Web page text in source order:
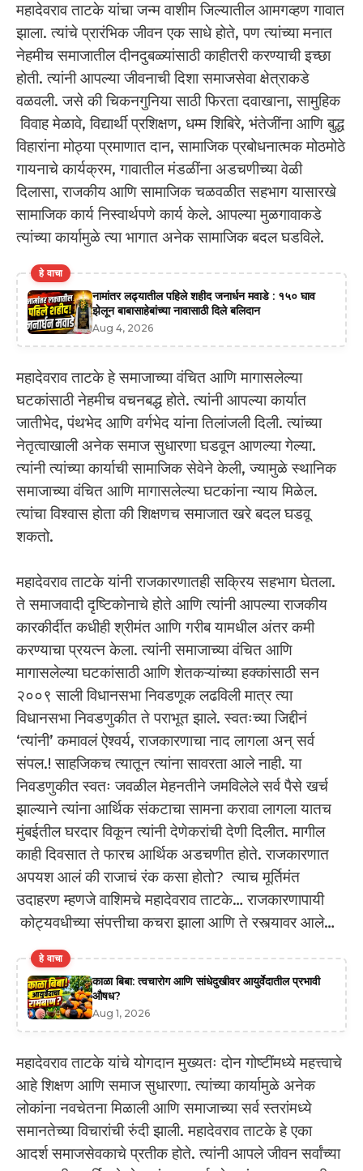
महादेवराव ताटके यांचा जन्म वाशीम जिल्यातील आमगव्हण गावात
झाला. त्यांचे प्रारंभिक जीवन एक साधे होते, पण त्यांच्या मनात
नेहमीच समाजातील दीनदुबळ्यांसाठी काहीतरी करण्याची इच्छा
होती. त्यांनी आपल्या जीवनाची दिशा समाजसेवा क्षेत्राकडे
वळवली. जसे की चिकनगुनिया साठी फिरता दवाखाना, सामुहिक
विवाह मेळावे, विद्यार्थी प्रशिक्षण, धम्म शिबिरे, भंतेजींना आणि बुद्ध
विहारांना मोठ्या प्रमाणात दान, सामाजिक प्रबोधनात्मक मोठमोठे
गायनाचे कार्यक्रम, गावातील मंडळींना अडचणीच्या वेळी
दिलासा, राजकीय आणि सामाजिक चळवळीत सहभाग यासारखे
सामाजिक कार्य निस्वार्थपणे कार्य केले. आपल्या मुळगावाकडे
त्यांच्या कार्यामुळे त्या भागात अनेक सामाजिक बदल घडविले.
हे वाचा
नामांतर लढ्यातील पहिले शहीद जनार्धन मवाडे : १५० घाव
झेलून बाबासाहेबांच्या नावासाठी दिले बलिदान
Aug 4, 2026
महादेवराव ताटके हे समाजाच्या वंचित आणि मागासलेल्या
घटकांसाठी नेहमीच वचनबद्ध होते. त्यांनी आपल्या कार्यात
जातीभेद, पंथभेद आणि वर्गभेद यांना तिलांजली दिली. त्यांच्या
नेतृत्वाखाली अनेक समाज सुधारणा घडवून आणल्या गेल्या.
त्यांनी त्यांच्या कार्याची सामाजिक सेवेने केली, ज्यामुळे स्थानिक
समाजाच्या वंचित आणि मागासलेल्या घटकांना न्याय मिळेल.
त्यांचा विश्वास होता की शिक्षणच समाजात खरे बदल घडवू
शकतो.
महादेवराव ताटके यांनी राजकारणातही सक्रिय सहभाग घेतला.
ते समाजवादी दृष्टिकोनाचे होते आणि त्यांनी आपल्या राजकीय
कारकीर्दीत कधीही श्रीमंत आणि गरीब यामधील अंतर कमी
करण्याचा प्रयत्न केला. त्यांनी समाजाच्या वंचित आणि
मागासलेल्या घटकांसाठी आणि शेतकऱ्यांच्या हक्कांसाठी सन
२००९ साली विधानसभा निवडणूक लढविली मात्र त्या
विधानसभा निवडणुकीत ते पराभूत झाले. स्वतःच्या जिद्दीनं
‘त्यांनी’ कमावलं ऐश्वर्य, राजकारणाचा नाद लागला अन् सर्व
संपल.! साहजिकच त्यातून त्यांना सावरता आले नाही. या
निवडणुकीत स्वतः जवळील मेहनतीने जमविलेले सर्व पैसे खर्च
झाल्याने त्यांना आर्थिक संकटाचा सामना करावा लागला यातच
मुंबईतील घरदार विकून त्यांनी देणेकरांची देणी दिलीत. मागील
काही दिवसात ते फारच आर्थिक अडचणीत होते. राजकारणात
अपयश आलं की राजाचं रंक कसा होतो? त्याच मूर्तिमंत
उदाहरण म्हणजे वाशिमचे महादेवराव ताटके… राजकारणापायी
कोट्यवधीच्या संपत्तीचा कचरा झाला आणि ते रस्त्यावर आले…
हे वाचा
काळा बिबा: त्वचारोग आणि सांधेदुखीवर आयुर्वेदातील प्रभावी
औषध?
Aug 1, 2026
महादेवराव ताटके यांचे योगदान मुख्यतः दोन गोष्टींमध्ये महत्त्वाचे
आहे शिक्षण आणि समाज सुधारणा. त्यांच्या कार्यामुळे अनेक
लोकांना नवचेतना मिळाली आणि समाजाच्या सर्व स्तरांमध्ये
समानतेच्या विचारांची रुंदी झाली. महादेवराव ताटके हे एका
आदर्श समाजसेवकाचे प्रतीक होते. त्यांनी आपले जीवन सर्वांच्या